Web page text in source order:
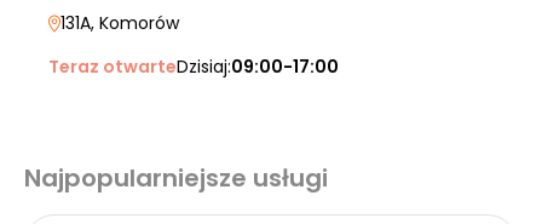
131A, Komorów
Teraz otwarteDzisiaj:09:00-17:00
Najpopularniejsze usługi